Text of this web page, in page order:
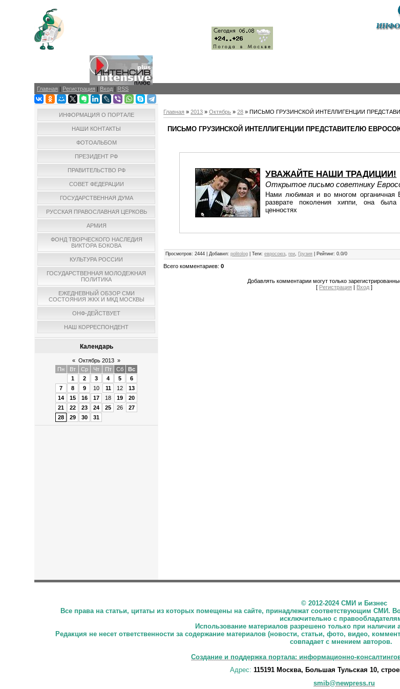
Главная | Регистрация | Вход | RSS
ИНФОРМАЦИЯ О ПОРТАЛЕ
НАШИ КОНТАКТЫ
ФОТОАЛЬБОМ
ПРЕЗИДЕНТ РФ
ПРАВИТЕЛЬСТВО РФ
СОВЕТ ФЕДЕРАЦИИ
ГОСУДАРСТВЕННАЯ ДУМА
РУССКАЯ ПРАВОСЛАВНАЯ ЦЕРКОВЬ
АРМИЯ
ФОНД ТВОРЧЕСКОГО НАСЛЕДИЯ
ВИКТОРА БОКОВА
КУЛЬТУРА РОССИИ
ГОСУДАРСТВЕННАЯ МОЛОДЕЖНАЯ
ПОЛИТИКА
ЕЖЕДНЕВНЫЙ ОБЗОР СМИ
СОСТОЯНИЯ ЖКХ И МКД МОСКВЫ
ОНФ-ДЕЙСТВУЕТ
НАШ КОРРЕСПОНДЕНТ
Календарь
« Октябрь 2013 »
Пн
Вт Ср Чт Пт Сб
Вс
1
2 3 4 5
6
7
8 9 10 11 12
13
14
15 16 17 18 19
20
21
22 23 24 25 26
27
28
29 30 31
Главная »2013 » Октябрь » 28 » ПИСЬМО ГРУЗИНСКОЙ ИНТЕЛЛИГЕНЦИИ
ПИСЬМО ГРУЗИНСКОЙ ИНТЕЛЛИГЕНЦИИ ПРЕДСТАВИТЕЛЮ
УВАЖАЙТЕ НАШИ ТРАДИЦИИ!
Открытое письмо советнику
Нами любимая и во многом органичная
разврате поколения хиппи, она была
ценностях
Просмотров: 2444 Добавил: politolog |Теги: евросоюз ,геи Грузия Рейтинг: 0.0/0
Всего комментариев:0
Добавлять комментарии могут только
[ Регистрация | Вход ]
© 2012-2024 СМИ и Бизнес
Все права на статьи, цитаты из которых помещены на сайте, принадлежат соответствующим СМИ.
исключительно с
Использование материалов разрешено только при наличии
Редакция не несет ответственности за содержание материалов (новости, статьи, фото, видео,
совпадает с мнением авторов.
Создание и поддержка портала: информационно-
Адрес: 115191 Москва, Большая Тульская 10,
smib@newpress.ru